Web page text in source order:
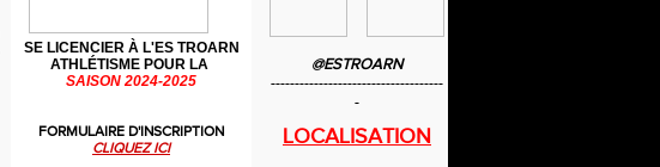
SE LICENCIER À L'ES TROARN
ATHLÉTISME POUR LA
SAISON 2024-2025
FORMULAIRE D'INSCRIPTION
CLIQUEZ ICI
@ESTROARN
------------------------------------
-
LOCALISATION